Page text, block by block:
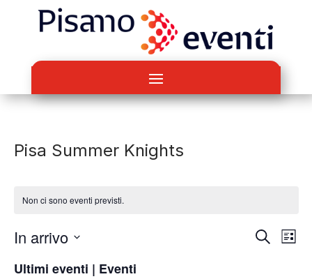
Pisa Summer Knights
Non ci sono eventi previsti.
Eventi
CercaLista
In arrivo
la
Ultimi eventi | Eventi